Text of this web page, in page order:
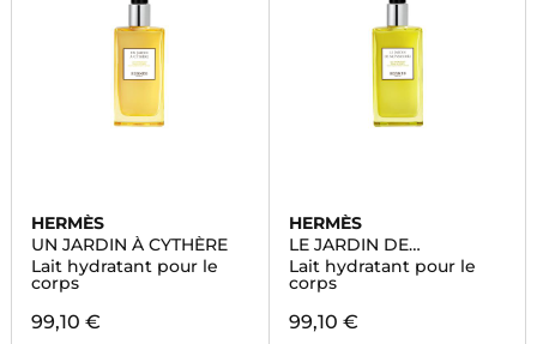
HERMÈS
UN JARDIN À CYTHÈRE
Lait hydratant pour le
corps
99,10 €
HERMÈS
LE JARDIN DE
MONSIEUR LI
Lait hydratant pour le
corps
99,10 €